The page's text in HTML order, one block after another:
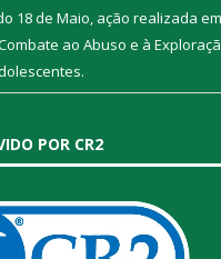
18 de Maio, ação realizada
ao Abuso e à
POR CR2